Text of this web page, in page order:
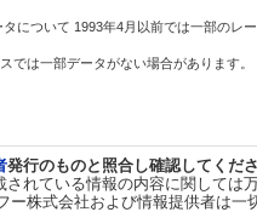
について 1993年4月以前では一部のレ
では一部データがない場合があります。
発行のものと照合し確認してくださ
れている情報の内容に関して
株式会社および情報提供者は一